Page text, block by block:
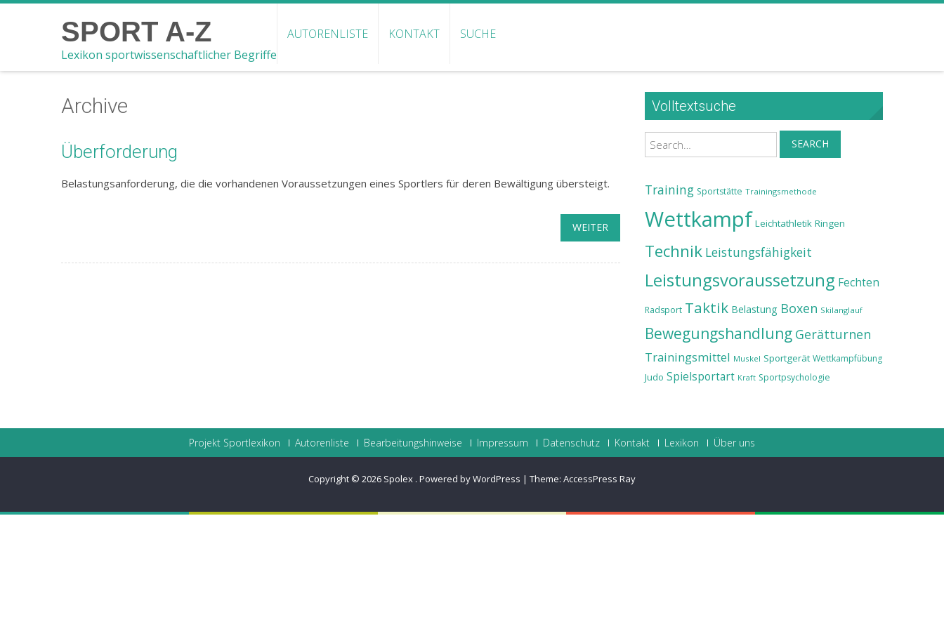
SPORT A-Z
Lexikon sportwissenschaftlicher Begriffe
AUTORENLISTE KONTAKT SUCHE
Archive
Überforderung
Belastungsanforderung, die die vorhandenen Voraussetzungen eines Sportlers für deren Bewältigung übersteigt.
WEITER
Volltextsuche
Search SEARCH
Training Sportstätte Trainingsmethode
Wettkampf Leichtathletik Ringen
Technik Leistungsfähigkeit
Leistungsvoraussetzung Fechten
Radsport Taktik Belastung Boxen Skilanglauf
Bewegungshandlung Gerätturnen
Trainingsmittel Muskel Sportgerät Wettkampfübung
Judo Spielsportart Kraft Sportpsychologie
Projekt Sportlexikon Autorenliste Bearbeitungshinweise Impressum Datenschutz Kontakt Lexikon Über uns
Copyright © 2026 Spolex . Powered by WordPress | Theme: AccessPress Ray